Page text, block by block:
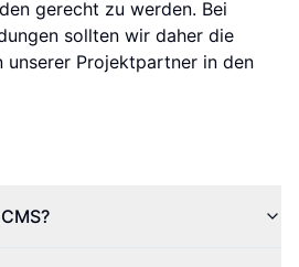
gerecht zu werden. Bei
sollten wir daher die
unserer Projektpartner in den